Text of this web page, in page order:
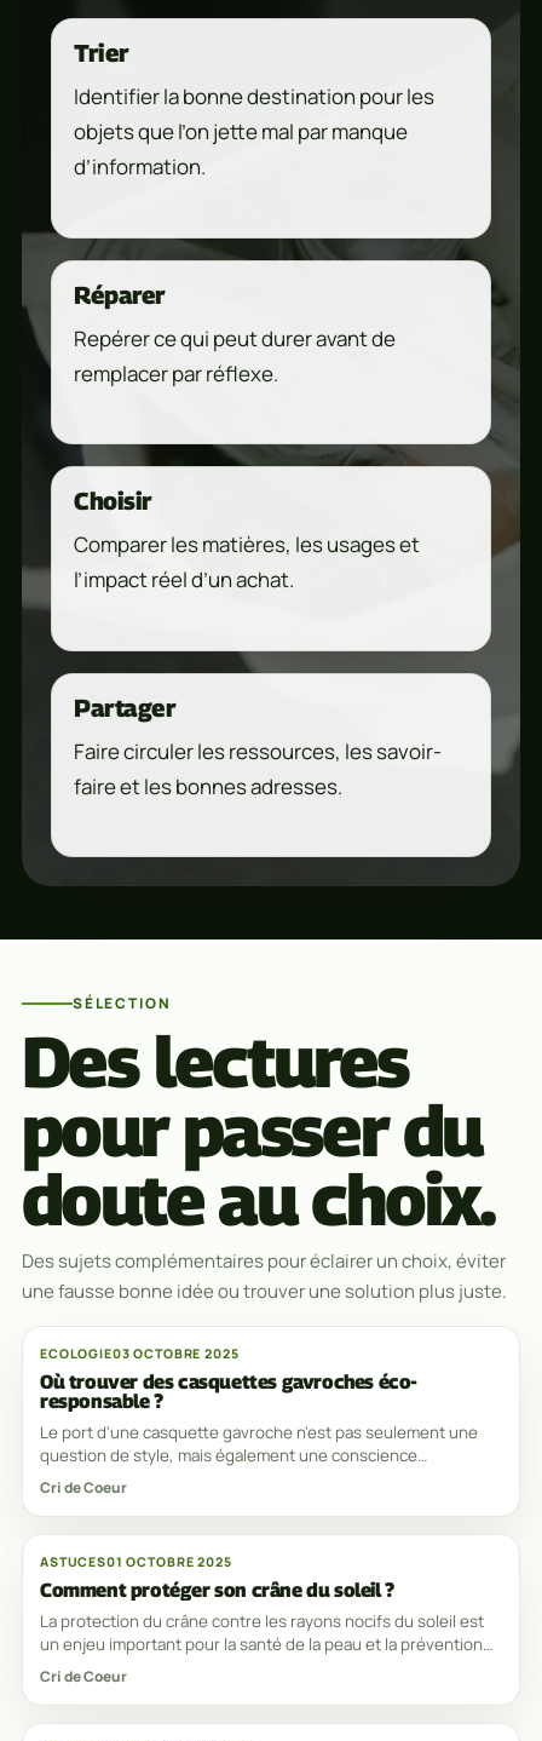
Trier
Identifier la bonne destination pour les
objets que l’on jette mal par manque
d’information.
Réparer
Repérer ce qui peut durer avant de
remplacer par réflexe.
Choisir
Comparer les matières, les usages et
l’impact réel d’un achat.
Partager
Faire circuler les ressources, les savoir-
faire et les bonnes adresses.
SÉLECTION
Des lectures
pour passer du
doute au choix.
Des sujets complémentaires pour éclairer un choix, éviter
une fausse bonne idée ou trouver une solution plus juste.
ECOLOGIE03 OCTOBRE 2025
Où trouver des casquettes gavroches éco-
responsable ?
Le port d'une casquette gavroche n'est pas seulement une
question de style, mais également une conscience
environnementale pour certains adeptes de mode.
Cri de Coeur
ASTUCES01 OCTOBRE 2025
Comment protéger son crâne du soleil ?
La protection du crâne contre les rayons nocifs du soleil est
un enjeu important pour la santé de la peau et la prévention
des coups de chaleur et
Cri de Coeur